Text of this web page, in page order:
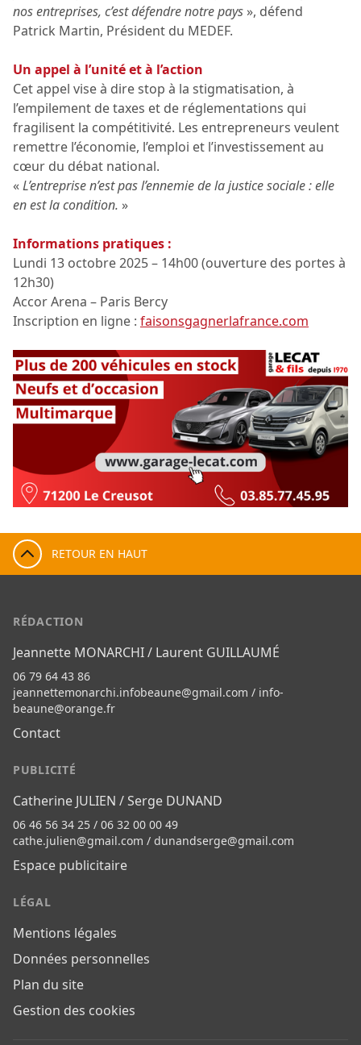
nos entreprises, c’est défendre notre pays », défend
Patrick Martin, Président du MEDEF.
Un appel à l’unité et à l’action
Cet appel vise à dire stop à la stigmatisation, à
l’empilement de taxes et de réglementations qui
fragilisent la compétitivité. Les entrepreneurs veulent
remettre l’économie, l’emploi et l’investissement au
cœur du débat national.
«L’entreprise n’est pas l’ennemie de la justice sociale : elle
en est la condition. »
Informations pratiques :
Lundi 13 octobre 2025 – 14h00 (ouverture des portes à
12h30)
Accor Arena – Paris Bercy
Inscription en ligne : faisonsgagnerlafrance.com
RETOUR EN HAUT
RÉDACTION
Jeannette MONARCHI / Laurent GUILLAUMÉ
06 79 64 43 86
jeannettemonarchi.infobeaune@gmail.com / info-
beaune@orange.fr
Contact
PUBLICITÉ
Catherine JULIEN / Serge DUNAND
06 46 56 34 25 / 06 32 00 00 49
cathe.julien@gmail.com / dunandserge@gmail.com
Espace publicitaire
LÉGAL
Mentions légales
Données personnelles
Plan du site
Gestion des cookies